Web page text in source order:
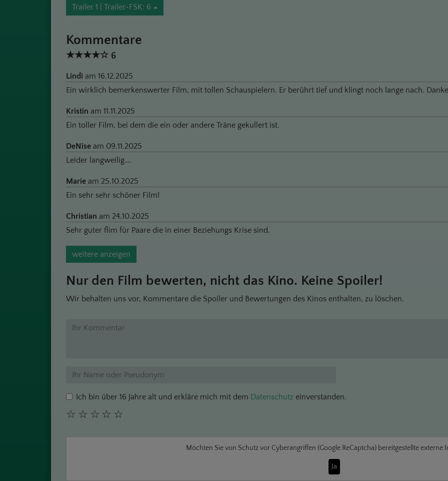
Trailer 1 | Trailer-FSK: 6
Kommentare
★★★★☆ 6
Lindi am 16.12.2025
Ein wirklich bemerkenswerter Film, mit tollen Schauspielern. Er berührt tief und klingt noch lange nach. Danke
Kristin am 11.11.2025
Ein toller Film, bei dem die ein oder andere Träne gekullert ist.
DeNise am 09.11.2025
Leider langweilig….
Marie am 25.10.2025
Ein sehr sehr schöner Film!
Christian am 24.10.2025
Sehr guter flim für Paare die in einer Beziehungs Krise sind.
weitere anzeigen
Nur den Film bewerten, nicht das Kino. Keine Spoiler!
Wir behalten uns vor, Kommentare die Spoiler und Bewertungen des Kinos enthalten, zu löschen.
Ich bin über 16 Jahre alt und erkläre mich mit dem Datenschutz einverstanden.
☆
☆
☆
☆
☆
Möchten Sie von Schutz vor Cyberangriffen (Google ReCaptcha) bereitgestellte externe
Ja